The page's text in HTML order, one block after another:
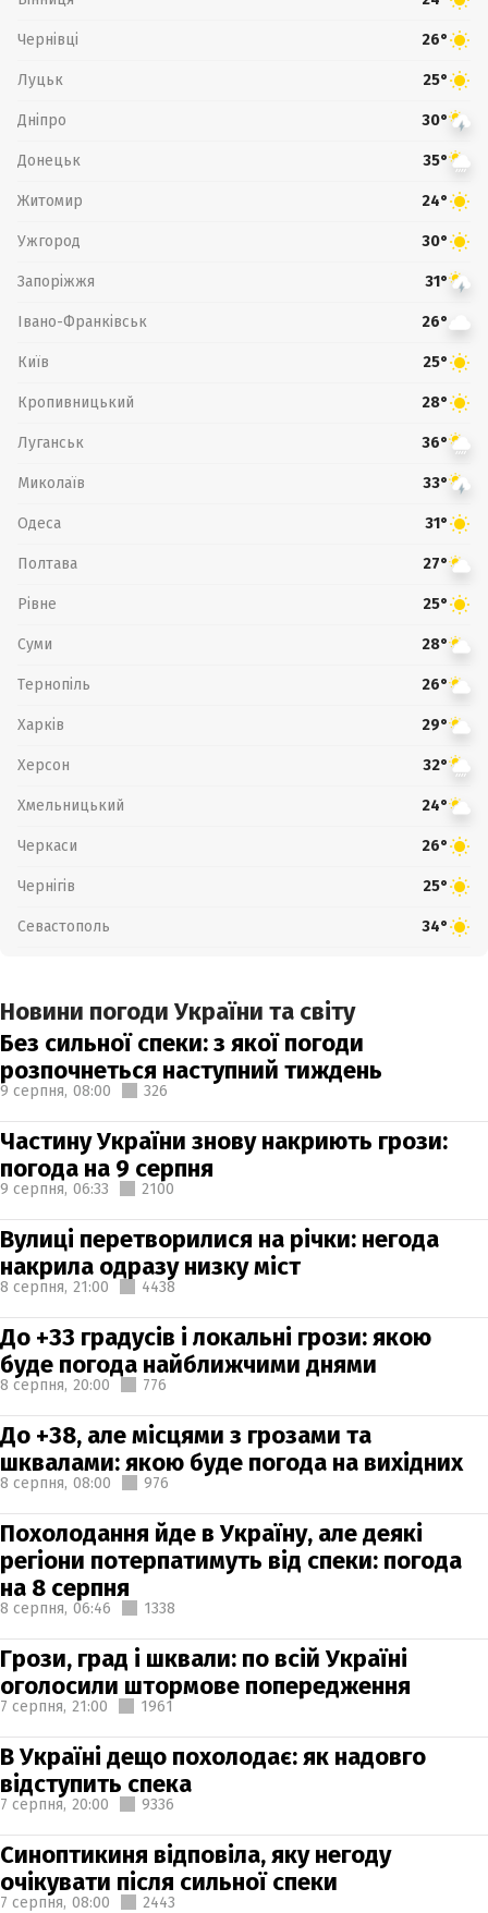
Чернівці 26°
Луцьк 25°
Дніпро 30°
Донецьк 35°
Житомир 24°
Ужгород 30°
Запоріжжя 31°
Івано-Франківськ 26°
Київ 25°
Кропивницький 28°
Луганськ 36°
Миколаїв 33°
Одеса 31°
Полтава 27°
Рівне 25°
Суми 28°
Тернопіль 26°
Харків 29°
Херсон 32°
Хмельницький 24°
Черкаси 26°
Чернігів 25°
Севастополь 34°
Новини погоди України та світу
Без сильної спеки: з якої погоди
розпочнеться наступний тиждень
9 серпня, 08:00 326
Частину України знову накриють грози:
погода на 9 серпня
9 серпня, 06:33 2100
Вулиці перетворилися на річки: негода
накрила одразу низку міст
8 серпня, 21:00 4438
До +33 градусів і локальні грози: якою
буде погода найближчими днями
8 серпня, 20:00 776
До +38, але місцями з грозами та
шквалами: якою буде погода на вихідних
8 серпня, 08:00 976
Похолодання йде в Україну, але деякі
регіони потерпатимуть від спеки: погода
на 8 серпня
8 серпня, 06:46 1338
Грози, град і шквали: по всій Україні
оголосили штормове попередження
7 серпня, 21:00 1961
В Україні дещо похолодає: як надовго
відступить спека
7 серпня, 20:00 9336
Синоптикиня відповіла, яку негоду
очікувати після сильної спеки
7 серпня, 08:00 2443